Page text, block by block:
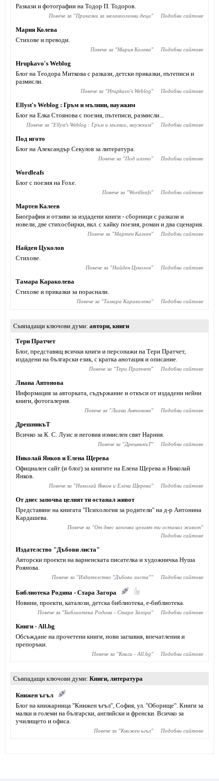
Разкази и фотографии на Тодор П. Тодоров.
Повече за "Приказки за меланхолични деца" Подобни сайтове
Мария Колева
Стихове и преводи.
Повече за "Мария Колева" Подобни сайтове
Hrupkavo's Weblog
Блог на Теодора Миткова с разкази, детски приказки, пътеписи и
размисли.
Повече за "Hrupkavo's Weblog" Подобни сайтове
Ellyst's Weblog : Гръм и мълнии, наужким
Блог на Елка Стоянова с поезия, пътеписи, размисли...
Повече за "Ellyst's Weblog : Гръм и мълнии, наужким" Подобни сайтове
Под игото
Блог на Александър Секулов за литература.
Повече за "Под игото" Подобни сайтове
Wordleafs
Блог с поезия на Foxe.
Повече за "Wordleafs" Подобни сайтове
Мартен Калеев
Биография и отзиви за издадени книги - сборници с разкази и
новели, две стихосбирки, вкл. с хайку поезия, роман и два сценария.
Повече за "Мартен Калеев" Подобни сайтове
Найден Цуколов
Стихове.
Повече за "Найден Цуколов" Подобни сайтове
Тамара Караколева
Стихове и приказки за пораснали.
Повече за "Тамара Караколева" Подобни сайтове
Съвпадащи ключови думи автори, книги
Тери Пратчет
Блог, представящ всички книги и персонажи на Тери Пратчет,
издадени на български език, с кратка анотация и описание.
Повече за "Тери Пратчет" Подобни сайтове
Лиана Антонова
Информация за авторката, съдържание и откъси от издадени нейни
книги, фотогалерия.
Повече за "Лиана Антонова" Подобни сайтове
ДрешникъТ
Всичко за К. С. Луис и неговия измислен свят Нарния.
Повече за "ДрешникъТ" Подобни сайтове
Николай Янков и Елена Щерева
Официален сайт (и блог) за книгите на Елена Щерева и Николай
Янков.
Повече за "Николай Янков и Елена Щерева" Подобни сайтове
От днес започва целият ти останал живот
Представяне на книгата "Психология за родители" на д-р Антонина
Кардашева.
Повече за "От днес започва целият ти останал живот"
Подобни сайтове
Издателство "Дъбови листа"
Авторски проекти на варненската писателка и художничка Нуша
Роянова.
Повече за "Издателство "Дъбови листа"" Подобни сайтове
Библиотека Родина - Стара Загора
Новини, проекти, каталози, детска библиотека, е-библиотека.
Повече за "Библиотека Родина - Стара Загора" Подобни сайтове
Книги - All.bg
Обсъждане на прочетени книги, нови заглавия, впечатления и
препоръки.
Повече за "Книги - All.bg" Подобни сайтове
Съвпадащи ключови думи Книги, литература
Книжен ъгъл
Блог на книжарница "Книжен ъгъл", София, ул. "Оборище". Книги за
малки и големи на български, английски и френски. Всичко за
училището и офиса.
Повече за "Книжен ъгъл" Подобни сайтове